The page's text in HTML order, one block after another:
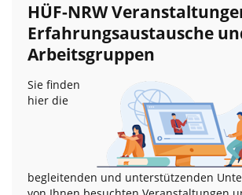
HÜF-NRW
Erfahrungsaustausche
Arbeitsgruppen
Sie finden
hier die
begleitenden und unterstützenden